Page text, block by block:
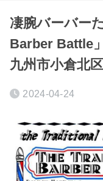
凄腕バーバー
Barber Battle
九州市小倉北区
2024-04-24